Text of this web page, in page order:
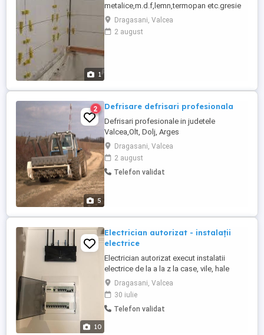
1
metalice,m.d.f,lemn,termopan etc.gresie
faianta,tinci,glet termoizolatii etc.
Dragasani, Valcea
2 august
5
2 Defrisare defrisari profesionala
Defrisari profesionale in judetele
Valcea,Olt, Dolj, Arges
Dragasani, Valcea
2 august
Telefon validat
10
Electrician autorizat - instalații
electrice
Electrician autorizat execut instalatii
electrice de la a la z la case, vile, hale
industriale, apartamente. Executam lucrari
de instalatii electrice noi sau inlocuim cele
vechi, tablouri de sigurante, montaj sau
inlocuire: prize, intrerupatoare, corpuri
Dragasani, Valcea
30 iulie
Telefon validat